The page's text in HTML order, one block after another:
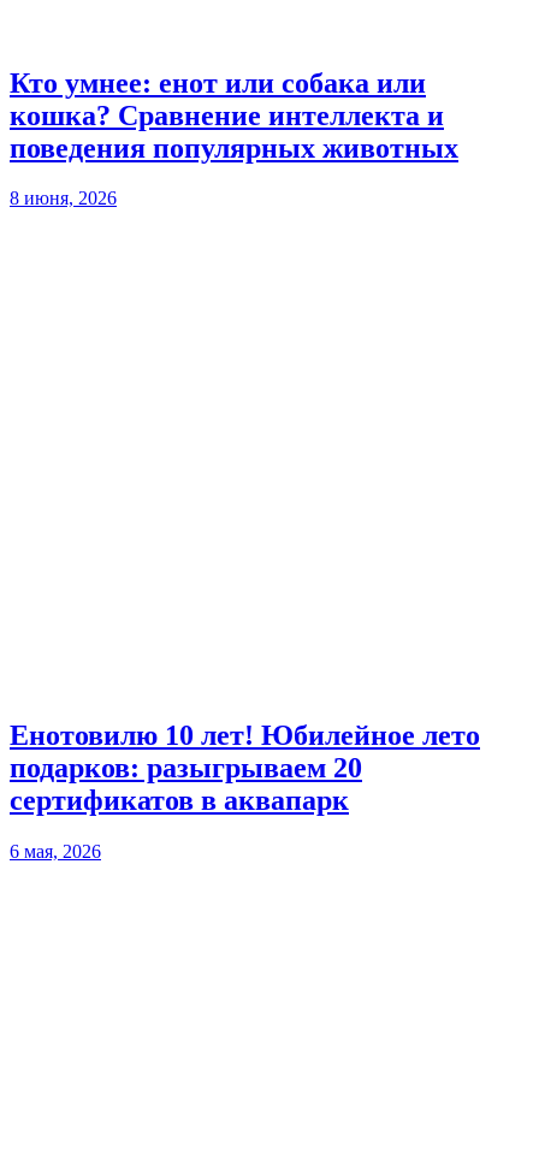
Кто умнее: енот или собака или
кошка? Сравнение интеллекта и
поведения популярных животных
8 июня, 2026
Енотовилю 10 лет! Юбилейное лето
подарков: разыгрываем 20
сертификатов в аквапарк
6 мая, 2026